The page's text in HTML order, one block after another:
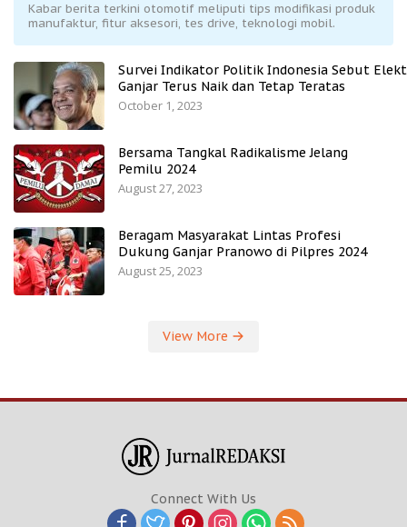
Kabar berita terkini otomotif meliputi tips modifikasi produk
manufaktur, fitur aksesori, tes drive, teknologi mobil.
Survei Indikator Politik Indonesia Sebut
Ganjar Terus Naik dan Tetap Teratas
October 1, 2023
Bersama Tangkal Radikalisme Jelang
Pemilu 2024
August 27, 2023
Beragam Masyarakat Lintas Profesi
Dukung Ganjar Pranowo di Pilpres 2024
August 25, 2023
View More
Connect With Us